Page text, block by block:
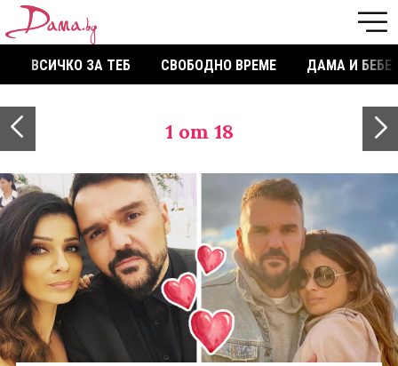
ВСИЧКО ЗА ТЕБ СВОБОДНО ВРЕМЕ ДАМА И БЕБЕ
1 от 18